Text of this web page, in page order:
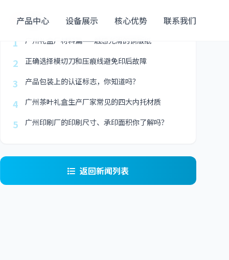
产品中心 设备展示 核心优势 联系我们
最新
1
广州礼盒厂材料篇——触感光滑的铜版纸
2 正确选择模切刀和压痕线避免印后故障
3 产品包装上的认证标志，你知道吗？
4 广州茶叶礼盒生产厂家常见的四大内托材质
5 广州印刷厂的印刷尺寸、承印面积你了解吗？
返回新闻列表